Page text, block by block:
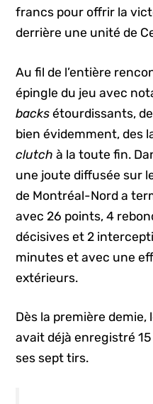
francs pour offrir la
derrière une unité de
Au fil de l’entière
épingle du jeu avec
backs étourdissants,
bien évidemment, des
clutchà la toute fin.
une joute diffusée sur
de Montréal-Nord a
avec 26 points, 4
décisives et 2
minutes et avec une
extérieurs.
Dès la première demie,
avait déjà enregistré
ses sept tirs.